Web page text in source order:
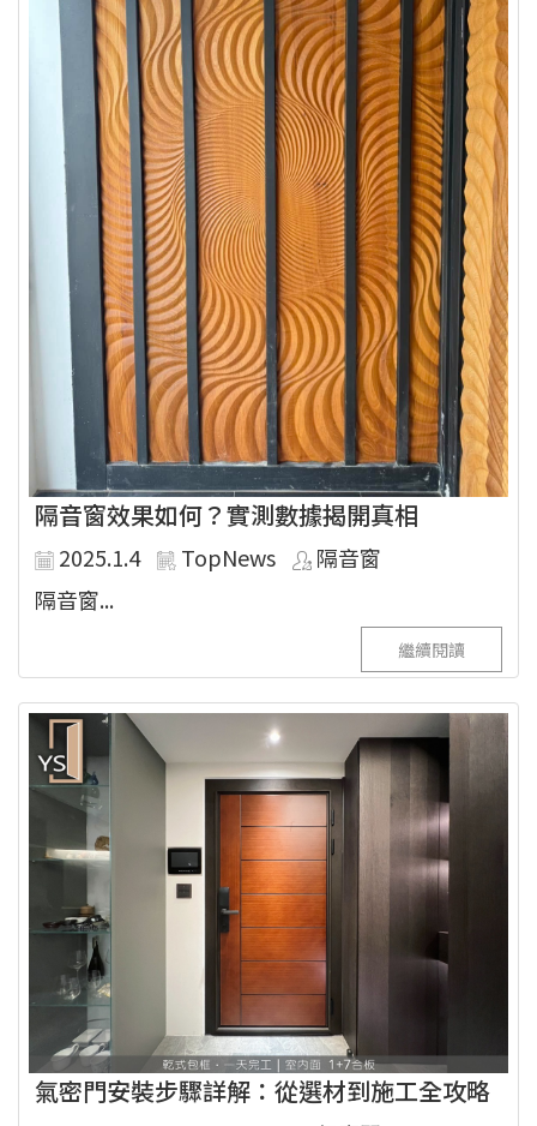
隔音窗效果如何？實測數據揭開真相
2025.1.4 TopNews
隔音窗
隔音窗...
繼續閱讀
氣密門安裝步驟詳解：從選材到施工全攻略